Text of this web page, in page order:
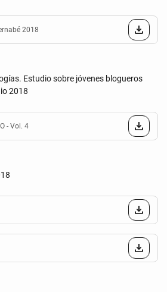
2018
Estudio sobre jóvenes blogueros
2018
- Vol. 4